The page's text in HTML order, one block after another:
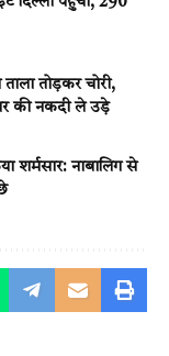
तोड़कर चोरी,
की नकदी ले उड़े
शर्मसार: नाबालिग से